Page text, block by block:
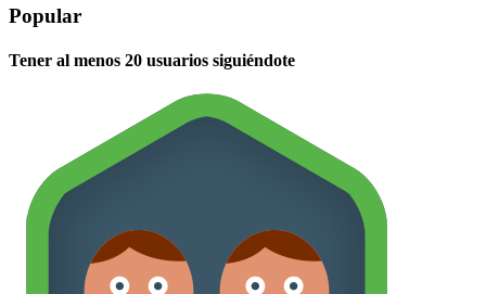
Popular
Tener al menos 20 usuarios siguiéndote